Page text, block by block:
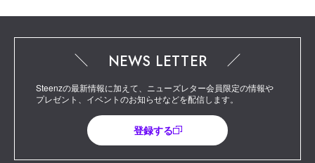
NEWS LETTER
Steenzの最新情報に加えて、ニューズレター会員限定の情報や
プレゼント、イベントのお知らせなどを配信します。
登録する